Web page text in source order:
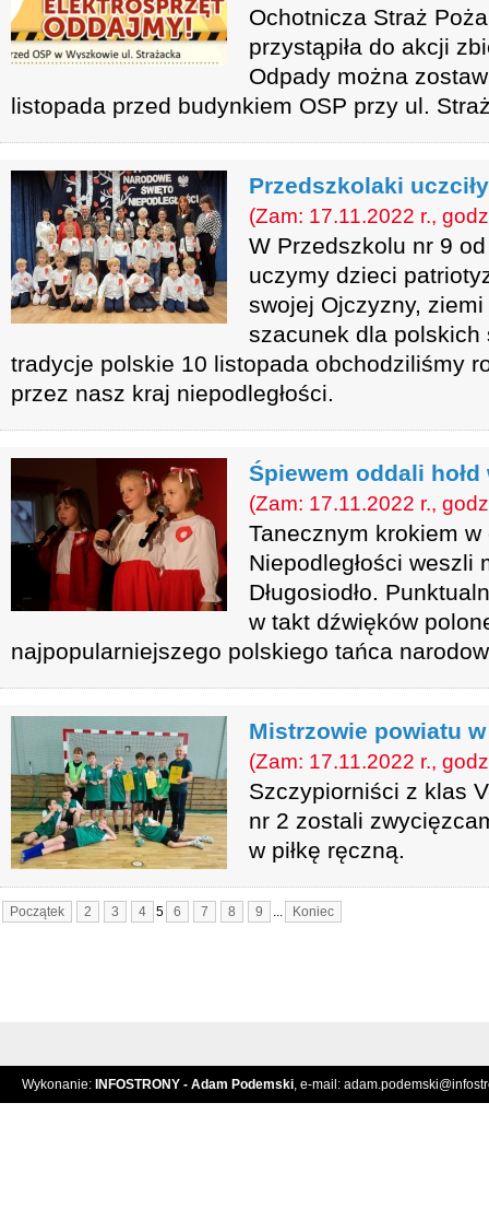
Ochotnicza Straż
przystąpiła do akcji
Odpady można
listopada przed budynkiem OSP przy ul.
Przedszkolaki
(Zam: 17.11.2022 r.,
W Przedszkolu nr 9
uczymy dzieci
swojej Ojczyzny,
szacunek dla
tradycje polskie 10 listopada obchodziliśmy
przez nasz kraj niepodległości.
Śpiewem oddali
(Zam: 17.11.2022 r.,
Tanecznym krokiem
Niepodległości weszli
Długosiodło.
w takt dźwięków
najpopularniejszego polskiego tańca
Mistrzowie powiatu w
(Zam: 17.11.2022 r.,
Szczypiorniści z klas
nr 2 zostali
w piłkę ręczną.
Początek 2 3 4 5 6 7 8 9 ... Koniec
Wykonanie: INFOSTRONY - Adam Podemski, e-mail: